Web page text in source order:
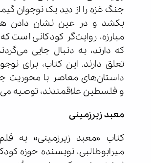
جنگ غزه را از دید یک نوجوان
بکشد و در عین نشان دادن
مبارزه، روایت‌گر کودکانی است که
که دارند، به دنبال جایی
تعلق دارند. این کتاب، برای
داستان‌های معاصر با محوریت
و فلسطین علاقمندند، توصیه
معبد زیرزمینی
کتاب «معبد زیرزمینی» به
میرابوطالبی، نویسنده حوزه